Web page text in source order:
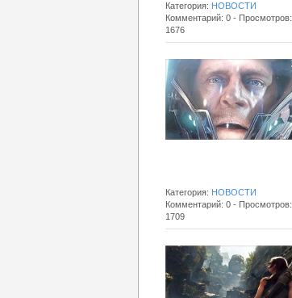
Категория: НОВОСТИ
Комментарий: 0 - Просмотров:
1676
Категория: НОВОСТИ
Комментарий: 0 - Просмотров:
1709